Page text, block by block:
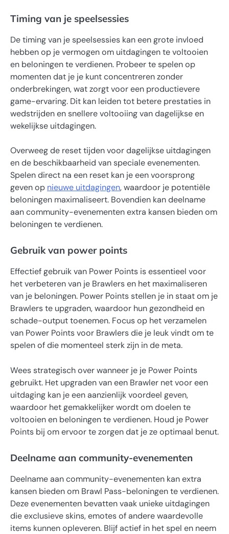
Timing van je speelsessies
De timing van je speelsessies kan een grote invloed
hebben op je vermogen om uitdagingen te voltooien
en beloningen te verdienen. Probeer te spelen op
momenten dat je je kunt concentreren zonder
onderbrekingen, wat zorgt voor een productievere
game-ervaring. Dit kan leiden tot betere prestaties in
wedstrijden en snellere voltooiing van dagelijkse en
wekelijkse uitdagingen.
Overweeg de reset tijden voor dagelijkse uitdagingen
en de beschikbaarheid van speciale evenementen.
Spelen direct na een reset kan je een voorsprong
geven op nieuwe uitdagingen, waardoor je potentiële
beloningen maximaliseert. Bovendien kan deelname
aan community-evenementen extra kansen bieden om
beloningen te verdienen.
Gebruik van power points
Effectief gebruik van Power Points is essentieel voor
het verbeteren van je Brawlers en het maximaliseren
van je beloningen. Power Points stellen je in staat om je
Brawlers te upgraden, waardoor hun gezondheid en
schade-output toenemen. Focus op het verzamelen
van Power Points voor Brawlers die je leuk vindt om te
spelen of die momenteel sterk zijn in de meta.
Wees strategisch over wanneer je je Power Points
gebruikt. Het upgraden van een Brawler net voor een
uitdaging kan je een aanzienlijk voordeel geven,
waardoor het gemakkelijker wordt om doelen te
voltooien en beloningen te verdienen. Houd je Power
Points bij om ervoor te zorgen dat je ze optimaal benut.
Deelname aan community-evenementen
Deelname aan community-evenementen kan extra
kansen bieden om Brawl Pass-beloningen te verdienen.
Deze evenementen bevatten vaak unieke uitdagingen
die exclusieve skins, emotes of andere waardevolle
items kunnen opleveren. Blijf actief in het spel en neem